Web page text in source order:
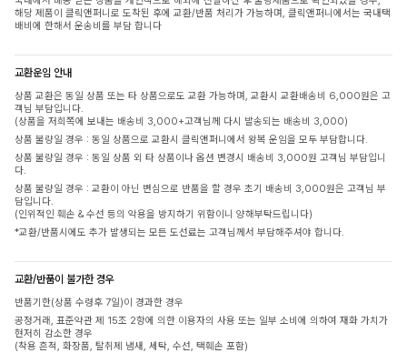
해당 제품이 클릭앤퍼니로 도착된 후에 교환/반품 처리가 가능하며, 클릭앤퍼니에서는 국내택
배비에 한해서 운송비를 부담 합니다
교환운임 안내
상품 교환은 동일 상품 또는 타 상품으로도 교환 가능하며, 교환시 교환배송비 6,000원은 고
객님 부담입니다.
(상품을 저희쪽에 보내는 배송비 3,000+고객님께 다시 발송되는 배송비 3,000)
상품 불량일 경우 : 동일 상품으로 교환시 클릭앤퍼니에서 왕복 운임을 모두 부담합니다.
상품 불량일 경우 : 동일 상품 외 타 상품이나 옵션 변경시 배송비 3,000원 고객님 부담입니
다.
상품 불량일 경우 : 교환이 아닌 변심으로 반품을 할 경우 초기 배송비 3,000원은 고객님 부
담입니다.
(인위적인 훼손 & 수선 등의 악용을 방지하기 위함이니 양해부탁드립니다)
*교환/반품시에도 추가 발생되는 모든 도선료는 고객님께서 부담해주셔야 합니다.
교환/반품이 불가한 경우
반품기한(상품 수령후 7일)이 경과한 경우
공정거래, 표준약관 제 15조 2항에 의한 이용자의 사용 또는 일부 소비에 의하여 재화 가치가
현저히 감소한 경우
(착용 흔적, 화장품, 탈취제 냄새, 세탁, 수선, 택훼손 포함)